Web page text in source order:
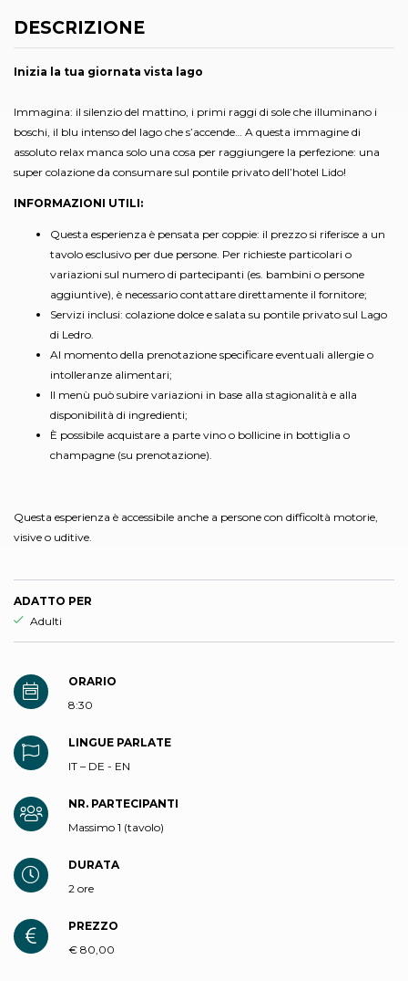
DESCRIZIONE
Inizia la tua giornata vista lago
Immagina: il silenzio del mattino, i primi raggi di sole che illuminano i
boschi, il blu intenso del lago che s’accende… A questa immagine di
assoluto relax manca solo una cosa per raggiungere la perfezione: una
super colazione da consumare sul pontile privato dell’hotel Lido!
INFORMAZIONI UTILI:
Questa esperienza è pensata per coppie: il prezzo si riferisce a un
tavolo esclusivo per due persone. Per richieste particolari o
variazioni sul numero di partecipanti (es. bambini o persone
aggiuntive), è necessario contattare direttamente il fornitore;
Servizi inclusi: colazione dolce e salata su pontile privato sul Lago
di Ledro.
Al momento della prenotazione specificare eventuali allergie o
intolleranze alimentari;
Il menù può subire variazioni in base alla stagionalità e alla
disponibilità di ingredienti;
È possibile acquistare a parte vino o bollicine in bottiglia o
champagne (su prenotazione).
Questa esperienza è accessibile anche a persone con difficoltà motorie,
visive o uditive.
ADATTO PER
Esperienza adatta per
Adulti
ORARIO
8:30
LINGUE PARLATE
IT – DE - EN
NR. PARTECIPANTI
Massimo 1 (tavolo)
DURATA
2 ore
PREZZO
€ 80,00